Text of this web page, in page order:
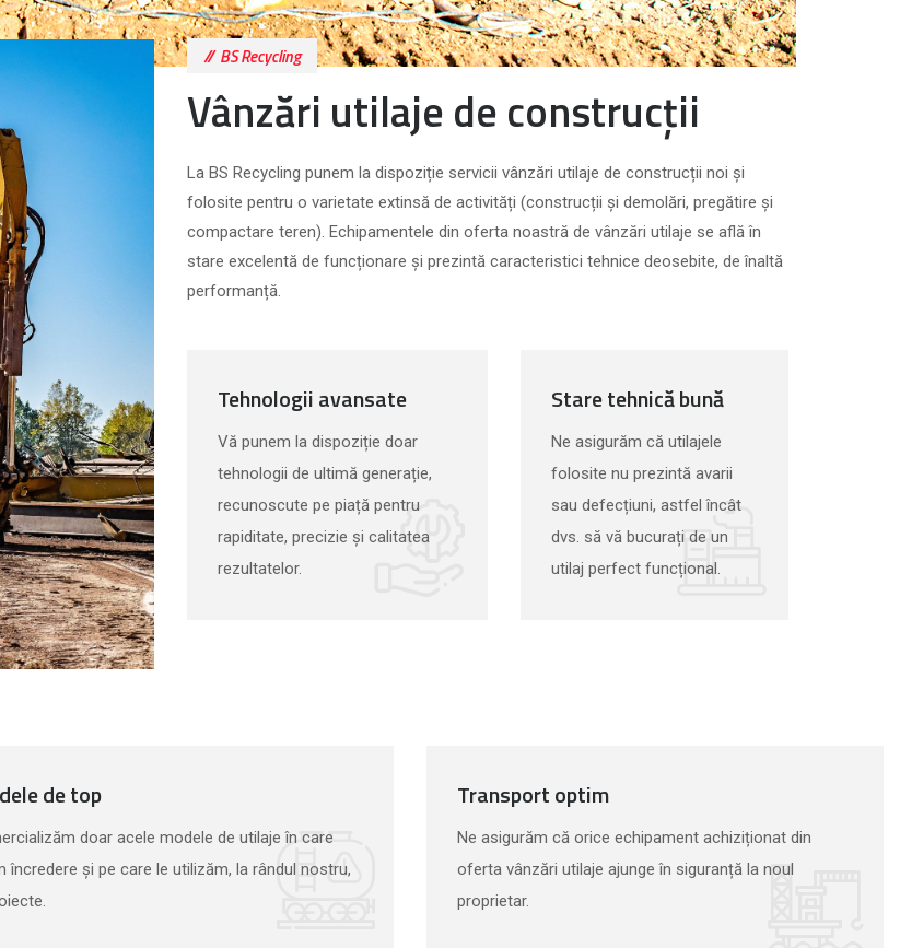
BS Recycling
Vânzări utilaje de construcții
La BS Recycling punem la dispoziție servicii vânzări utilaje de construcții noi și
folosite pentru o varietate extinsă de activități (construcții și demolări, pregătire și
compactare teren). Echipamentele din oferta noastră de vânzări utilaje se află în
stare excelentă de funcționare și prezintă caracteristici tehnice deosebite, de înaltă
performanță.
Tehnologii avansate
Vă punem la dispoziție doar
tehnologii de ultimă generație,
recunoscute pe piață pentru
rapiditate, precizie și calitatea
rezultatelor.
Stare tehnică bună
Ne asigurăm că utilajele
folosite nu prezintă avarii
sau defecțiuni, astfel încât
dvs. să vă bucurați de un
utilaj perfect funcțional.
de top
doar acele modele de utilaje în care
încredere și pe care le utilizăm, la rândul nostru,
Transport optim
Ne asigurăm că orice echipament achiziționat din
oferta vânzări utilaje ajunge în siguranță la noul
proprietar.